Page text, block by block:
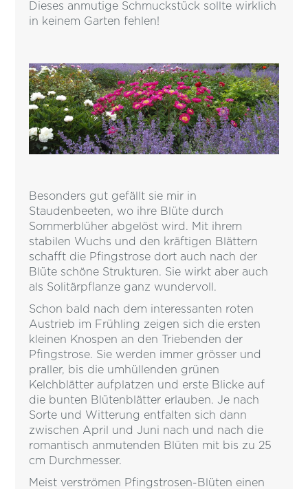
Dieses anmutige Schmuckstück sollte wirklich
in keinem Garten fehlen!
Besonders gut gefällt sie mir in
Staudenbeeten, wo ihre Blüte durch
Sommerblüher abgelöst wird. Mit ihrem
stabilen Wuchs und den kräftigen Blättern
schafft die Pfingstrose dort auch nach der
Blüte schöne Strukturen. Sie wirkt aber auch
als Solitärpflanze ganz wundervoll.
Schon bald nach dem interessanten roten
Austrieb im Frühling zeigen sich die ersten
kleinen Knospen an den Triebenden der
Pfingstrose. Sie werden immer grösser und
praller, bis die umhüllenden grünen
Kelchblätter aufplatzen und erste Blicke auf
die bunten Blütenblätter erlauben. Je nach
Sorte und Witterung entfalten sich dann
zwischen April und Juni nach und nach die
romantisch anmutenden Blüten mit bis zu 25
cm Durchmesser.
Meist verströmen Pfingstrosen-Blüten einen